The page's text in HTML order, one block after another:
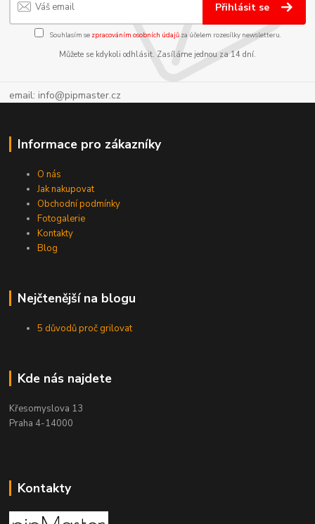
Přihlásit se
Souhlasím se zpracováním osobních údajůza účelem rozesílky newsletteru.
Můžete se kdykoli odhlásit. Zasíláme jednou za 14 dní.
email: info@pipmaster.cz
Informace pro zákazníky
O nás
Jak nakupovat
Obchodní podmínky
Fotogalerie
Kontakty
Blog
Nejčtenější na blogu
5 důvodů proč grilovat
Kde nás najdete
Křesomyslova 13
Praha 4-14000
Kontakty